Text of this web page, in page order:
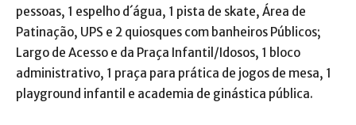
pessoas, 1 espelho d´água, 1 pista de skate, Área de
Patinação, UPS e 2 quiosques com banheiros Públicos;
Largo de Acesso e da Praça Infantil/Idosos, 1 bloco
administrativo, 1 praça para prática de jogos de mesa, 1
playground infantil e academia de ginástica pública.